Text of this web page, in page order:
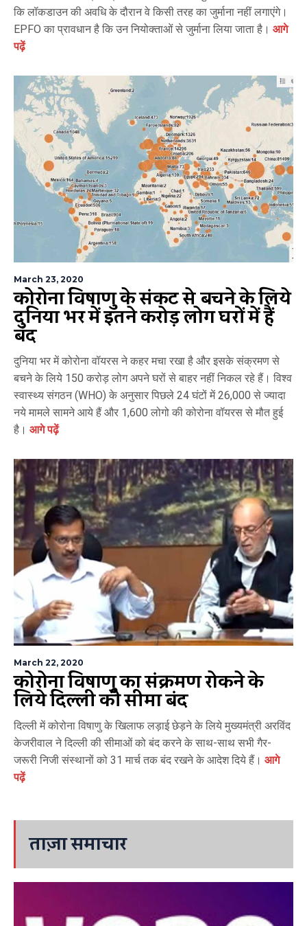
कि लॉकडाउन की अवधि के दौरान वे किसी तरह का जुर्माना नहीं लगाएंगे।
EPFO का प्रावधान है कि उन नियोक्ताओं से जुर्माना लिया जाता है। आगे
पढ़ें
March 23, 2020
कोरोना विषाणु के संकट से बचने के लिये
दुनिया भर में इतने करोड़ लोग घरों में हैं
बंद
दुनिया भर में कोरोना वॉयरस ने कहर मचा रखा है और इसके संक्रमण से
बचने के लिये 150 करोड़ लोग अपने घरों से बाहर नहीं निकल रहे हैं। विश्व
स्वास्थ्य संगठन (WHO) के अनुसार पिछले 24 घंटों में 26,000 से ज्यादा
नये मामले सामने आये हैं और 1,600 लोगो की कोरोना वॉयरस से मौत हुई
है। आगे पढ़ें
March 22, 2020
कोरोना विषाणु का संक्रमण रोकने के
लिये दिल्ली की सीमा बंद
दिल्ली में कोरोना विषाणु के खिलाफ लड़ाई छेड़ने के लिये मुख्यमंत्री अरविंद
केजरीवाल ने दिल्ली की सीमाओं को बंद करने के साथ-साथ सभी गैर-
जरूरी निजी संस्थानों को 31 मार्च तक बंद रखने के आदेश दिये हैं। आगे
पढ़ें
ताज़ा समाचार